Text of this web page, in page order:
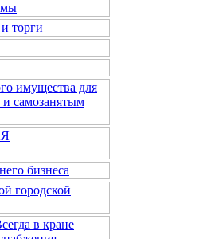
торги
имущества для
самозанятым
бизнеса
городской
в кране